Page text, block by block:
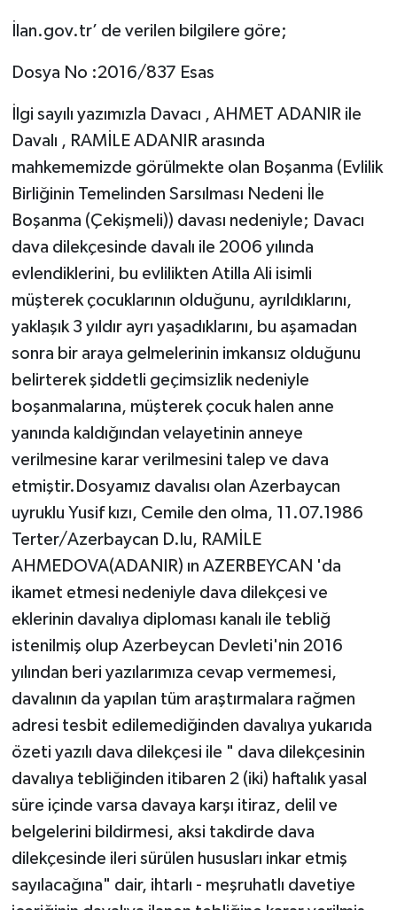
İlan.gov.tr’ de verilen bilgilere göre;
Dosya No :2016/837 Esas
İlgi sayılı yazımızla Davacı , AHMET ADANIR ile
Davalı , RAMİLE ADANIR arasında
mahkememizde görülmekte olan Boşanma (Evlilik
Birliğinin Temelinden Sarsılması Nedeni İle
Boşanma (Çekişmeli)) davası nedeniyle; Davacı
dava dilekçesinde davalı ile 2006 yılında
evlendiklerini, bu evlilikten Atilla Ali isimli
müşterek çocuklarının olduğunu, ayrıldıklarını,
yaklaşık 3 yıldır ayrı yaşadıklarını, bu aşamadan
sonra bir araya gelmelerinin imkansız olduğunu
belirterek şiddetli geçimsizlik nedeniyle
boşanmalarına, müşterek çocuk halen anne
yanında kaldığından velayetinin anneye
verilmesine karar verilmesini talep ve dava
etmiştir.Dosyamız davalısı olan Azerbaycan
uyruklu Yusif kızı, Cemile den olma, 11.07.1986
Terter/Azerbaycan D.lu, RAMİLE
AHMEDOVA(ADANIR) ın AZERBEYCAN 'da
ikamet etmesi nedeniyle dava dilekçesi ve
eklerinin davalıya diploması kanalı ile tebliğ
istenilmiş olup Azerbeycan Devleti'nin 2016
yılından beri yazılarımıza cevap vermemesi,
davalının da yapılan tüm araştırmalara rağmen
adresi tesbit edilemediğinden davalıya yukarıda
özeti yazılı dava dilekçesi ile " dava dilekçesinin
davalıya tebliğinden itibaren 2 (iki) haftalık yasal
süre içinde varsa davaya karşı itiraz, delil ve
belgelerini bildirmesi, aksi takdirde dava
dilekçesinde ileri sürülen hususları inkar etmiş
sayılacağına" dair, ihtarlı - meşruhatlı davetiye